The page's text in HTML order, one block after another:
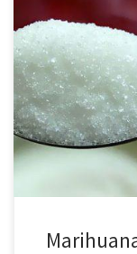
W niedawno
co uważają za
marihuanę. Co
szkodliwa jest
tytoniu, picie
napojów oraz
które z nich […]